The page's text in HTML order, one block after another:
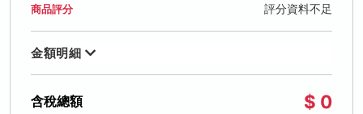
商品評分 評分資料不足
金額明細
含稅總額 $ 0